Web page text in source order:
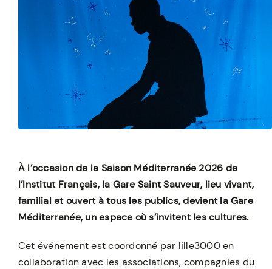
À l’occasion de la Saison Méditerranée 2026 de
l’Institut Français, la Gare Saint Sauveur, lieu vivant,
familial et ouvert à tous les publics, devient la Gare
Méditerranée, un espace où s’invitent les cultures.
Cet événement est coordonné par lille3000 en
collaboration avec les associations, compagnies du